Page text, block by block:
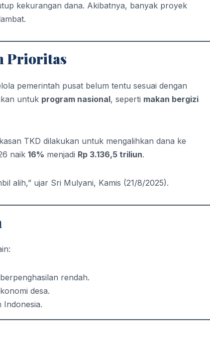
kekurangan dana. Akibatnya, banyak proyek
Prioritas
pemerintah pusat belum tentu sesuai dengan
untuk program nasional, seperti makan bergizi
TKD dilakukan untuk mengalihkan dana ke
naik 16% menjadi Rp 3.136,5 triliun.
alih,” ujar Sri Mulyani, Kamis (21/8/2025).
rendah.
desa.
Indonesia.